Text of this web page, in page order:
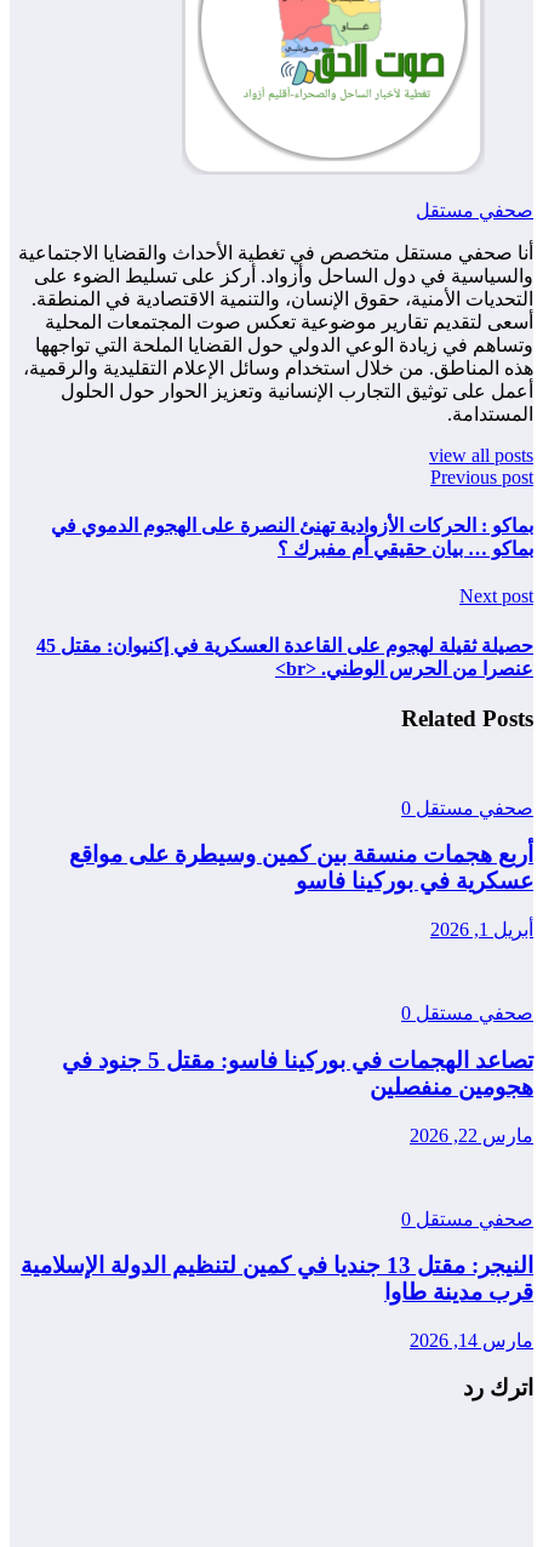
صحفي مستقل
أنا صحفي مستقل متخصص في تغطية الأحداث والقضايا الاجتماعية
والسياسية في دول الساحل وأزواد. أركز على تسليط الضوء على
التحديات الأمنية، حقوق الإنسان، والتنمية الاقتصادية في المنطقة.
أسعى لتقديم تقارير موضوعية تعكس صوت المجتمعات المحلية
وتساهم في زيادة الوعي الدولي حول القضايا الملحة التي تواجهها
هذه المناطق. من خلال استخدام وسائل الإعلام التقليدية والرقمية،
أعمل على توثيق التجارب الإنسانية وتعزيز الحوار حول الحلول
المستدامة.
view all posts
Previous post
بماكو : الحركات الأزوادية تهنئ النصرة على الهجوم الدموي في
بماكو … بيان حقيقي أم مفبرك ؟
Next post
حصيلة ثقيلة لهجوم على القاعدة العسكرية في إكنيوان: مقتل 45
عنصرا من الحرس الوطني. <br>
Related Posts
صحفي مستقل 0
أربع هجمات منسقة بين كمين وسيطرة على مواقع
عسكرية في بوركينا فاسو
أبريل 1, 2026
صحفي مستقل 0
تصاعد الهجمات في بوركينا فاسو: مقتل 5 جنود في
هجومين منفصلين
مارس 22, 2026
صحفي مستقل 0
النيجر: مقتل 13 جنديا في كمين لتنظيم الدولة الإسلامية
قرب مدينة طاوا
مارس 14, 2026
اترك رد